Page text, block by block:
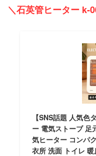
＼石英管ヒーター k-
【SNS話題 人気色
ー 電気ストーブ 足
気ヒーター コンパ
衣所 洗面 トイレ